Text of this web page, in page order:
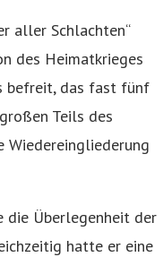
aller Schlachten“
des Heimatkrieges
befreit, das fast fünf
Teils des
Wiedereingliederung
die Überlegenheit der
hatte er eine